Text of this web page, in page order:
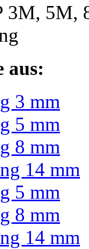
3M, 5M,
aus:
3 mm
5 mm
8 mm
14 mm
5 mm
8 mm
14 mm